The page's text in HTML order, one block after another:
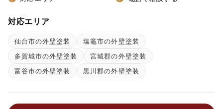
対応エリア
仙台市の外壁塗装
塩竈市の外壁塗装
多賀城市の外壁塗装
宮城郡の外壁塗装
富谷市の外壁塗装
黒川郡の外壁塗装